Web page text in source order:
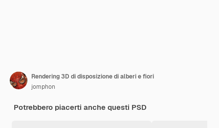
Rendering 3D di disposizione di alberi e fiori
jomphon
Potrebbero piacerti anche questi PSD